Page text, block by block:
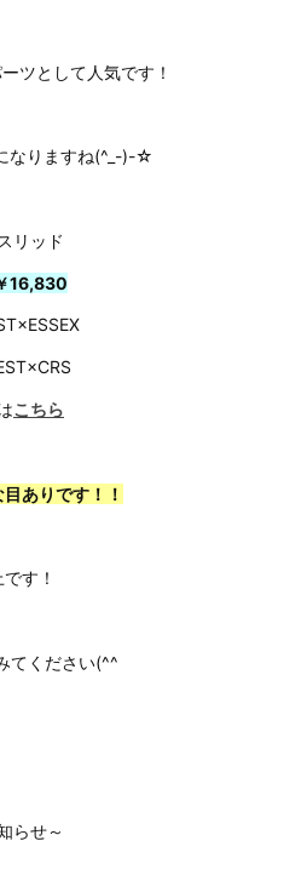
ツとして人気です！
なりますね(^_-)-☆
リッド
16,830
こちら
ありです！！
す！
てください(^^ゞ
らせ～